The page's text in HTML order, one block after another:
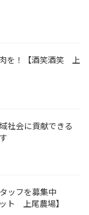
を！【酒笑酒笑 上
社会に貢献できる
ッフを募集中
ト 上尾農場】